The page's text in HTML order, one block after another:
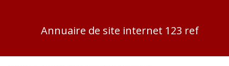
Annuaire de site internet 123 ref